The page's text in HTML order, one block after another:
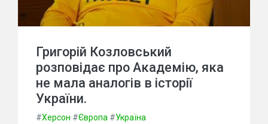
Григорій Козловський
розповідає про Академію, яка
не мала аналогів в історії
України.
#Херсон #Європа #Україна